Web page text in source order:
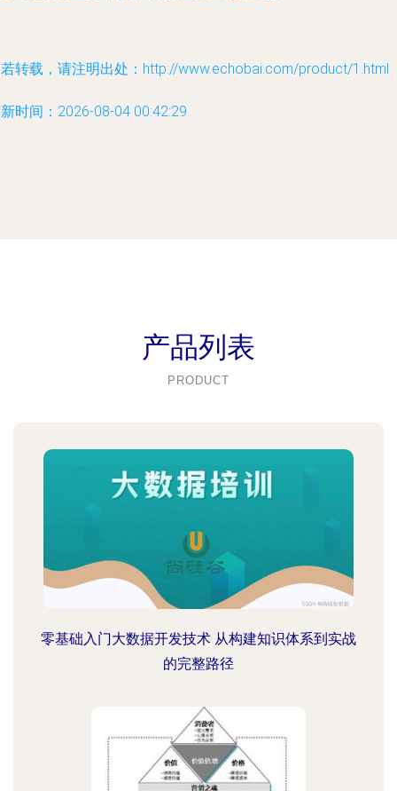
转载，请注明出处：http://www.echobai.com/product/1.html
时间：2026-08-04 00:42:29
产品列表
PRODUCT
零基础入门大数据开发技术 从构建知识体系到实战
的完整路径